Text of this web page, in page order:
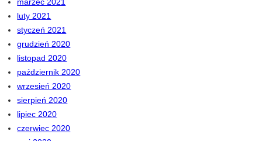
marzec 2021
luty 2021
styczeń 2021
grudzień 2020
listopad 2020
październik 2020
wrzesień 2020
sierpień 2020
lipiec 2020
czerwiec 2020